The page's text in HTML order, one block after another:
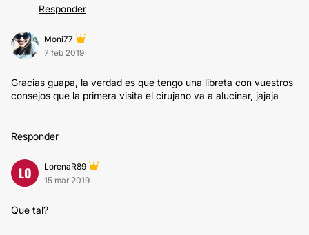
Responder
Moni77
7 feb 2019
Gracias guapa, la verdad es que tengo una libreta con vuestros
consejos que la primera visita el cirujano va a alucinar, jajaja
Responder
LO
LorenaR89
15 mar 2019
Que tal?